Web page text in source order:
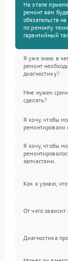
На этапе
ремонт вам
обязательств
по ремонту
гарантийный
Я уже знаю в
ремонт
диагностику?
Мне нужен
сделать?
Я хочу, чтобы
ремонтировали
Я хочу, чтобы
запчастями.
Как я узнаю,
От чего
Диагностика